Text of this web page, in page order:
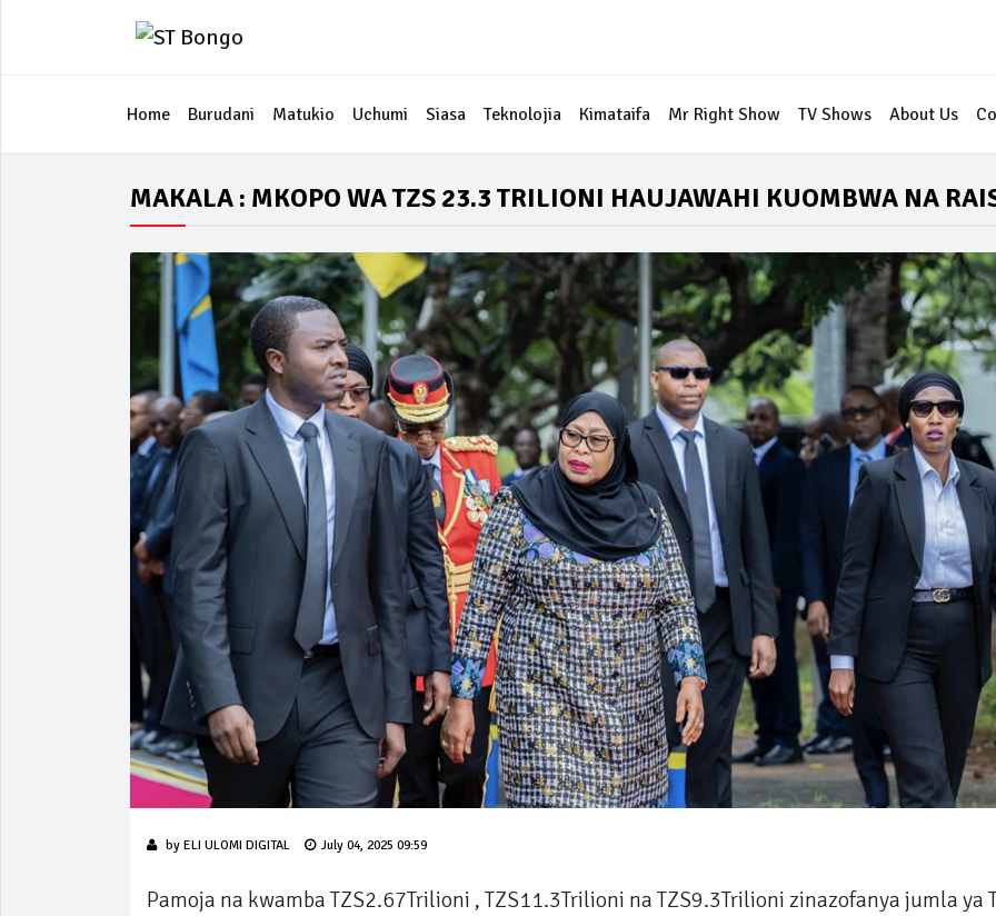
Home Burudani Matukio Uchumi Siasa Teknolojia Kimataifa Mr Right Show TV Shows About Us
MAKALA : MKOPO WA TZS 23.3 TRILIONI HAUJAWAHI KUOMBWA NA
by ELI ULOMI DIGITAL July 04, 2025 09:59
Pamoja na kwamba TZS2.67Trilioni , TZS11.3Trilioni na TZS9.3Trilioni zinazofanya jumla ya